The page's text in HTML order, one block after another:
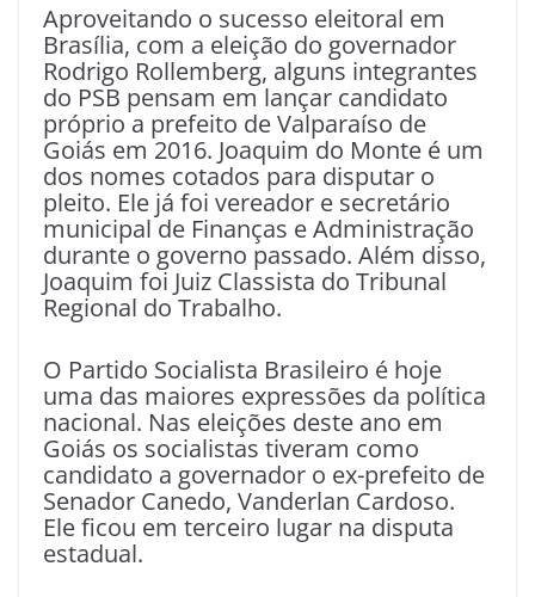
Aproveitando o sucesso eleitoral em
Brasília, com a eleição do governador
Rodrigo Rollemberg, alguns integrantes
do PSB pensam em lançar candidato
próprio a prefeito de Valparaíso de
Goiás em 2016. Joaquim do Monte é um
dos nomes cotados para disputar o
pleito. Ele já foi vereador e secretário
municipal de Finanças e Administração
durante o governo passado. Além disso,
Joaquim foi Juiz Classista do Tribunal
Regional do Trabalho.
O Partido Socialista Brasileiro é hoje
uma das maiores expressões da política
nacional. Nas eleições deste ano em
Goiás os socialistas tiveram como
candidato a governador o ex-prefeito de
Senador Canedo, Vanderlan Cardoso.
Ele ficou em terceiro lugar na disputa
estadual.